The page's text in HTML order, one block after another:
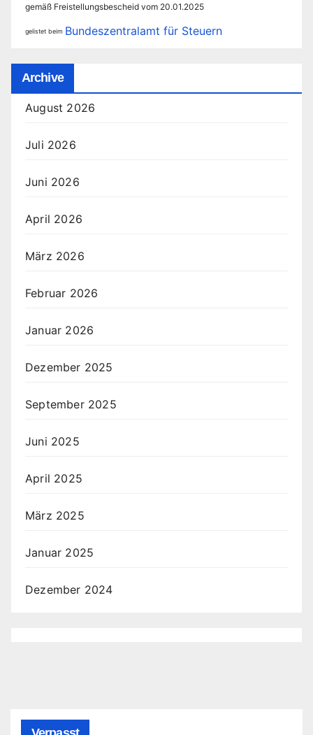
gemäß Freistellungsbescheid vom 20.01.2025
gelistet beim Bundeszentralamt für Steuern
Archive
August 2026
Juli 2026
Juni 2026
April 2026
März 2026
Februar 2026
Januar 2026
Dezember 2025
September 2025
Juni 2025
April 2025
März 2025
Januar 2025
Dezember 2024